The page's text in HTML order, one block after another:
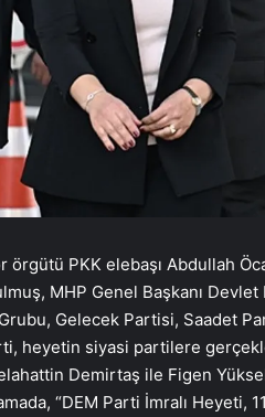
örgütü PKK elebaşı Abdullah
MHP Genel Başkanı Devlet
Gelecek Partisi, Saadet
heyetin siyasi partilere
Demirtaş ile Figen
“DEM Parti İmralı